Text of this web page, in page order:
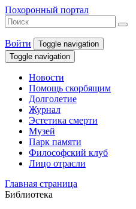
Похоронный портал
Войти
Toggle navigation
Toggle navigation
Новости
Помощь скорбящим
Долголетие
Журнал
Эстетика смерти
Музей
Парк памяти
Философский клуб
Лицо отрасли
Главная страница
Библиотека